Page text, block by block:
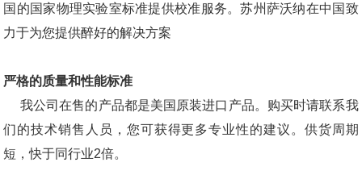
国的国家物理实验室标准提供校准服务。苏州萨沃纳在中国致
力于为您提供醉好的解决方案
严格的质量和性能标准
我公司在售的产品都是美国原装进口产品。购买时请联系我
们的技术销售人员，您可获得更多专业性的建议。供货周期
短，快于同行业2倍。